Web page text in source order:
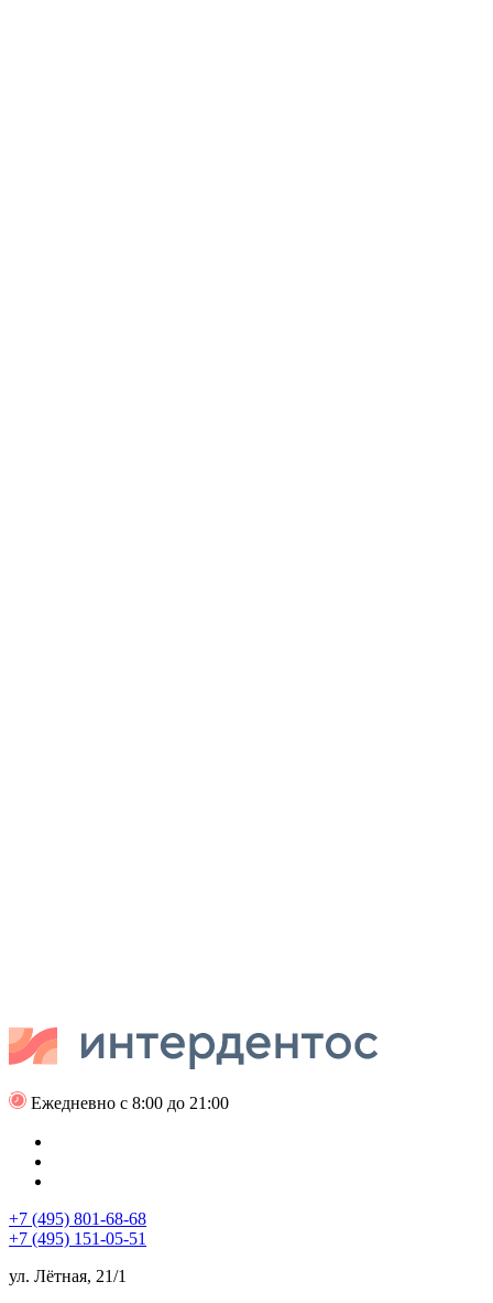
Ежедневно с 8:00 до 21:00
+7 (495) 801-68-68
+7 (495) 151-05-51
ул. Лётная, 21/1